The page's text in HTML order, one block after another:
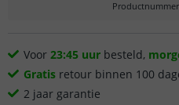
Productnummer
Voor 23:45 uur besteld,
Gratis retour binnen 100
2 jaar garantie